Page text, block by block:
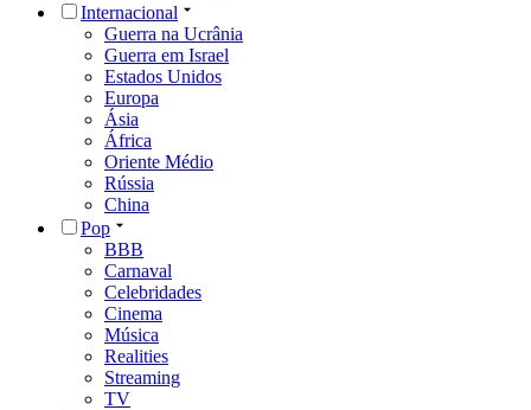
Internacional
Guerra na Ucrânia
Guerra em Israel
Estados Unidos
Europa
Ásia
África
Oriente Médio
Rússia
China
Pop
BBB
Carnaval
Celebridades
Cinema
Música
Realities
Streaming
TV